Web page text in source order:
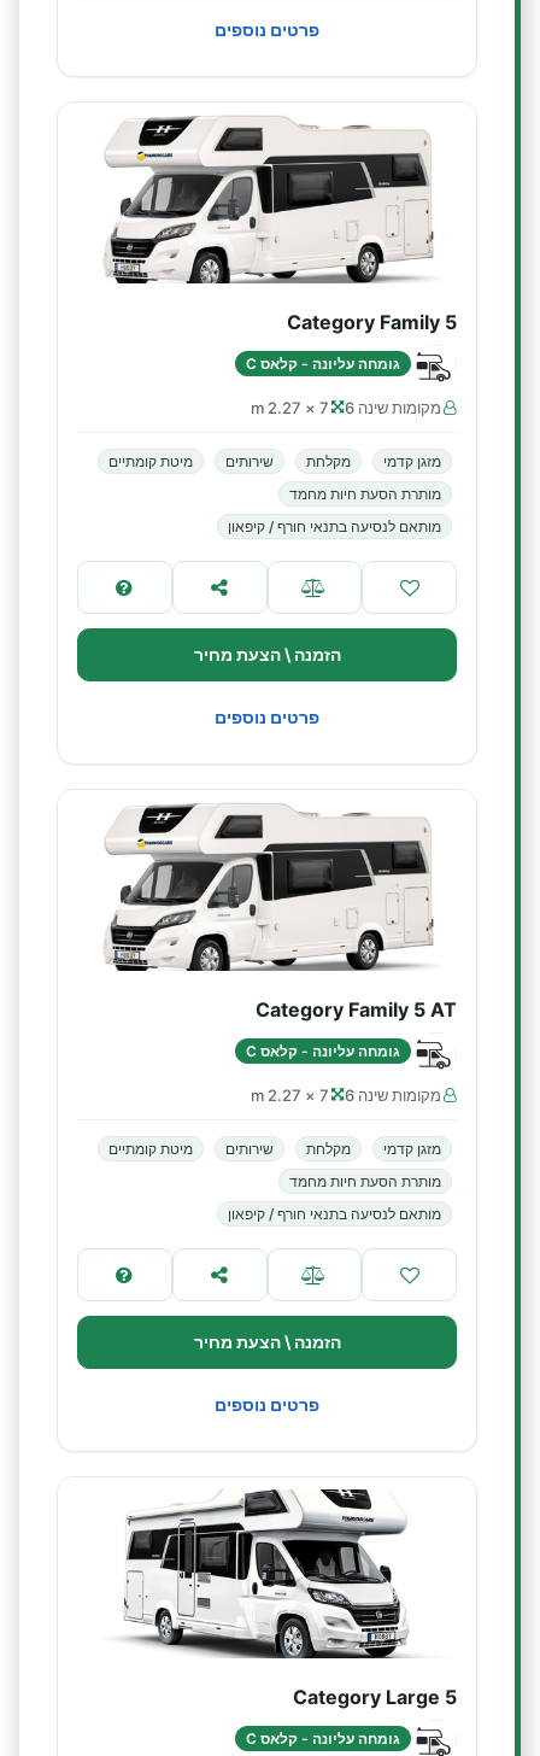
פרטים נוספים
Category Family 5
גומחה עליונה - קלאס C
מקומות שינה 6 7 × 2.27 m
מזגן קדמי מקלחת שירותים
מיטת קומתיים
מותרת הסעת חיות מחמד
מותאם לנסיעה בתנאי חורף / קיפאון
הזמנה \ הצעת מחיר
פרטים נוספים
Category Family 5 AT
גומחה עליונה - קלאס C
מקומות שינה 6 7 × 2.27 m
מזגן קדמי מקלחת שירותים
מיטת קומתיים
מותרת הסעת חיות מחמד
מותאם לנסיעה בתנאי חורף / קיפאון
הזמנה \ הצעת מחיר
פרטים נוספים
Category Large 5
גומחה עליונה - קלאס C